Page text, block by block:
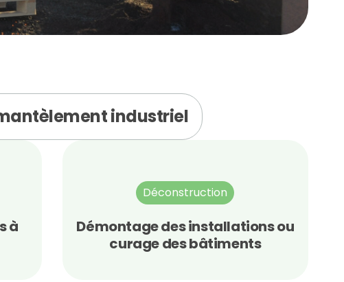
industriel
à
Déconstruction
Démontage des installations ou
curage des bâtiments